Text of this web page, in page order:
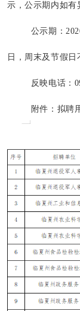
示，公示期内如有
公示期：
日，周末及节假日
反映电话：
附件：拟聘